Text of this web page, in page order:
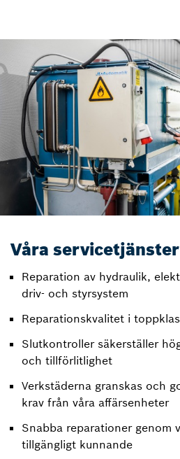
Våra servicetjänster
Reparation av hydraulik,
driv- och styrsystem
Reparationskvalitet i
Slutkontroller säkerställer
och tillförlitlighet
Verkstäderna granskas och
krav från våra affärsenheter
Snabba reparationer genom
tillgängligt kunnande